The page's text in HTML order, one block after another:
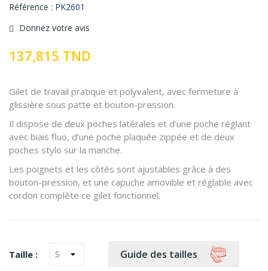
Référence : PK2601
Donnez votre avis
137,815 TND
Gilet de travail pratique et polyvalent, avec fermeture à
glissière sous patte et bouton-pression.
Il dispose de deux poches latérales et d’une poche réglant
avec biais fluo, d’une poche plaquée zippée et de deux
poches stylo sur la manche.
Les poignets et les côtés sont ajustables grâce à des
bouton-pression, et une capuche amovible et réglable avec
cordon complète ce gilet fonctionnel.
Taille : Guide des tailles